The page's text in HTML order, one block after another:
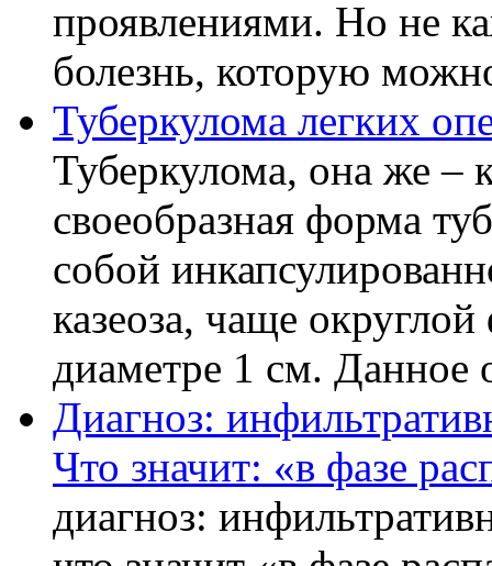
проявлениями. Но не
болезнь, которую
Туберкулома легких
Туберкулома, она же –
своеобразная форма
собой
казеоза, чаще
диаметре 1 см. Данное
Диагноз:
Что значит: «в фазе
диагноз: